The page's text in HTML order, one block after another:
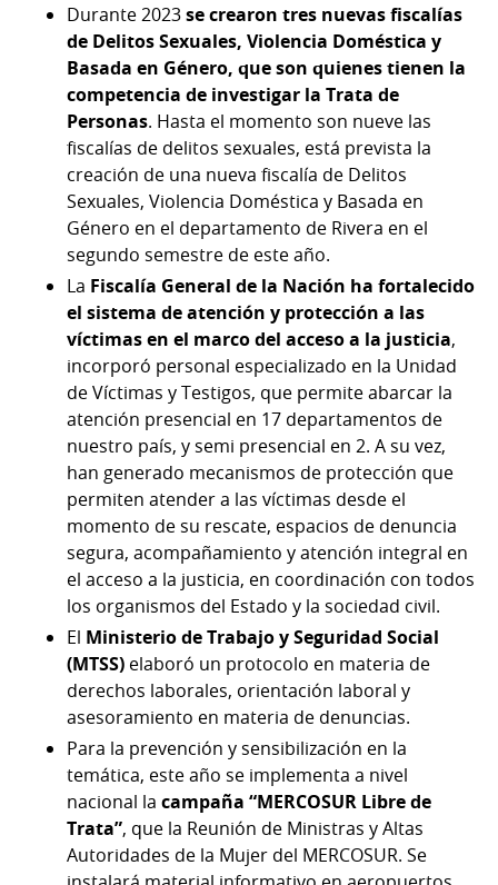
Durante 2023se crearon tres nuevas fiscalías
de Delitos Sexuales, Violencia Doméstica y
Basada en Género, que son quienes tienen la
competencia de investigar la Trata de
Personas. Hasta el momento son nueve las
fiscalías de delitos sexuales, está prevista la
creación de una nueva fiscalía de Delitos
Sexuales, Violencia Doméstica y Basada en
Género en el departamento de Rivera en el
segundo semestre de este año.
La Fiscalía General de la Nación ha fortalecido
el sistema de atención y protección a las
víctimas en el marco del acceso a la justicia,
incorporó personal especializado en la Unidad
de Víctimas y Testigos, que permite abarcar la
atención presencial en 17 departamentos de
nuestro país, y semi presencial en 2. A su vez,
han generado mecanismos de protección que
permiten atender a las víctimas desde el
momento de su rescate, espacios de denuncia
segura, acompañamiento y atención integral en
el acceso a la justicia, en coordinación con todos
los organismos del Estado y la sociedad civil.
El Ministerio de Trabajo y Seguridad Social
(MTSS) elaboró un protocolo en materia de
derechos laborales, orientación laboral y
asesoramiento en materia de denuncias.
Para la prevención y sensibilización en la
temática, este año se implementa a nivel
nacional la campaña “MERCOSUR Libre de
Trata”, que la Reunión de Ministras y Altas
Autoridades de la Mujer del MERCOSUR. Se